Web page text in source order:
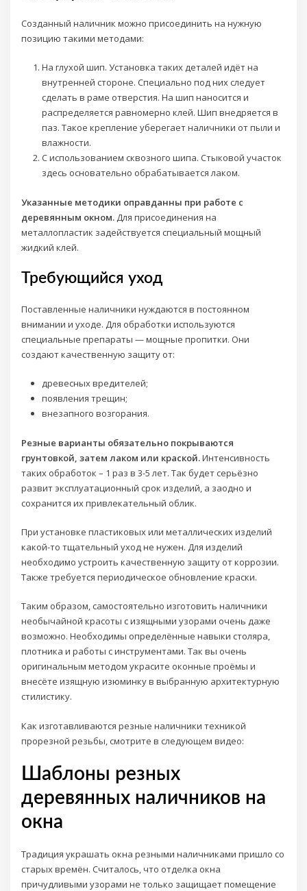
Созданный наличник можно присоединить на нужную
позицию такими методами:
На глухой шип. Установка таких деталей идёт на
внутренней стороне. Специально под них следует
сделать в раме отверстия. На шип наносится и
распределяется равномерно клей. Шип внедряется в
паз. Такое крепление уберегает наличники от пыли и
влажности.
С использованием сквозного шипа. Стыковой участок
здесь основательно обрабатывается лаком.
Указанные методики оправданны при работе с
деревянным окном. Для присоединения на
металлопластик задействуется специальный мощный
жидкий клей.
Требующийся уход
Поставленные наличники нуждаются в постоянном
внимании и уходе. Для обработки используются
специальные препараты — мощные пропитки. Они
создают качественную защиту от:
древесных вредителей;
появления трещин;
внезапного возгорания.
Резные варианты обязательно покрываются
грунтовкой, затем лаком или краской.Интенсивность
таких обработок – 1 раз в 3-5 лет. Так будет серьёзно
развит эксплуатационный срок изделий, а заодно и
сохранится их привлекательный облик.
При установке пластиковых или металлических изделий
какой-то тщательный уход не нужен. Для изделий
необходимо устроить качественную защиту от коррозии.
Также требуется периодическое обновление краски.
Таким образом, самостоятельно изготовить наличники
необычайной красоты с изящными узорами очень даже
возможно. Необходимы определённые навыки столяра,
плотника и работы с инструментами. Так вы очень
оригинальным методом украсите оконные проёмы и
внесёте изящную изюминку в выбранную архитектурную
стилистику.
Как изготавливаются резные наличники техникой
прорезной резьбы, смотрите в следующем видео:
Шаблоны резных
деревянных наличников на
окна
Традиция украшать окна резными наличниками пришло со
старых времён. Считалось, что отделка окна
причудливыми узорами не только защищает помещение